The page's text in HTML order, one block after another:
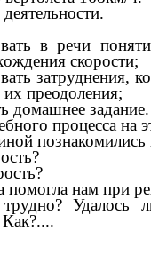
в речи
скорости;
затруднения,
преодоления;
домашнее задание.
процесса на
познакомились
помогла нам при
Удалось